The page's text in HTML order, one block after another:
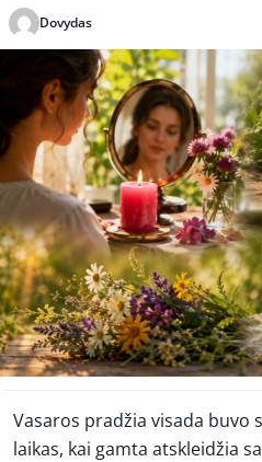
Dovydas
Vasaros pradžia visada buvo
laikas, kai gamta atskleidžia